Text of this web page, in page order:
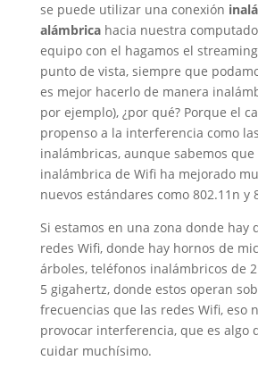
se puede utilizar una conexión
alámbricahacia nuestra
equipo con el hagamos el
punto de vista, siempre que
es mejor hacerlo de manera
por ejemplo), ¿por qué? Porque el
propenso a la interferencia como
inalámbricas, aunque sabemos que
inalámbrica de Wifi ha mejorado
nuevos estándares como 802.11n y
Si estamos en una zona donde hay
redes Wifi, donde hay hornos de
árboles, teléfonos inalámbricos de
5 gigahertz, donde estos operan
frecuencias que las redes Wifi, eso
provocar interferencia, que es algo
cuidar muchísimo.